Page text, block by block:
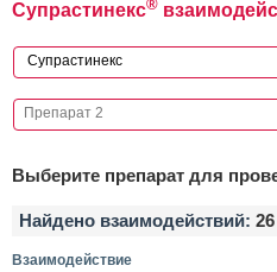
Супрастинекс®
Выберите препарат для
Найдено взаимодействий: 26
Взаимодействие